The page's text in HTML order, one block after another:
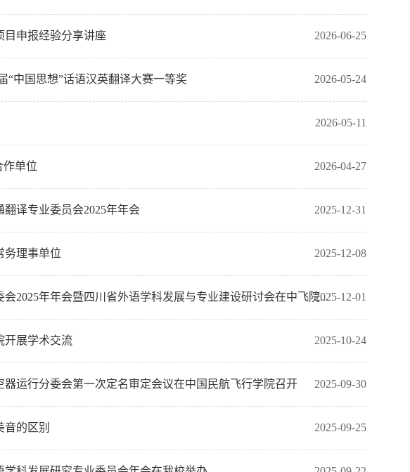
目申报经验分享讲座 2026-06-25
“中国思想”话语汉英翻译大赛一等奖 2026-05-24
2026-05-11
作单位 2026-04-27
翻译专业委员会2025年年会 2025-12-31
务理事单位 2025-12-08
2025年年会暨四川省外语学科发展与专业建设研讨会在中飞院...2025-12-01
开展学术交流 2025-10-24
器运行分委会第一次定名审定会议在中国民航飞行学院召开 2025-09-30
的区别 2025-09-25